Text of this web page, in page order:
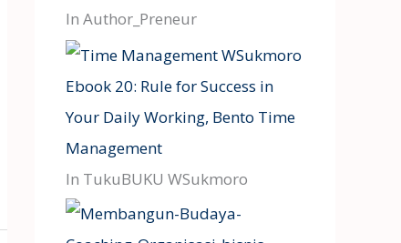
In Author_Preneur
Ebook 20: Rule for Success in
Your Daily Working, Bento Time
Management
In TukuBUKU WSukmoro